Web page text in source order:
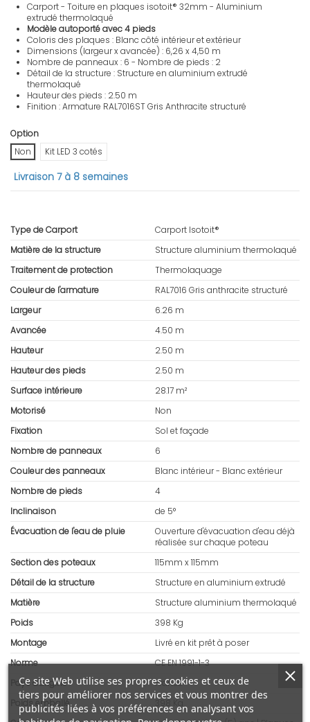
Carport - Toiture en plaques isotoit® 32mm - Aluminium
extrudé thermolaqué
Modèle autoporté avec 4 pieds
Coloris des plaques : Blanc côté intérieur et extérieur
Dimensions (largeur x avancée) : 6,26 x 4,50 m
Nombre de panneaux : 6 - Nombre de pieds : 2
Détail de la structure : Structure en aluminium extrudé
thermolaqué
Hauteur des pieds : 2.50 m
Finition : Armature RAL7016ST Gris Anthracite structuré
Option
Non
Kit LED 3 cotés
Livraison 7 à 8 semaines
Type de Carport
Carport Isotoit®
Matière de la structure
Structure aluminium thermolaqué
Traitement de protection
Thermolaquage
Couleur de l'armature
RAL7016 Gris anthracite structuré
Largeur
6.26 m
Avancée
4.50 m
Hauteur
2.50 m
Hauteur des pieds
2.50 m
Surface intérieure
28.17 m²
Motorisé
Non
Fixation
Sol et façade
Nombre de panneaux
6
Couleur des panneaux
Blanc intérieur - Blanc extérieur
Nombre de pieds
4
Inclinaison
de 5°
Évacuation de l'eau de pluie
Ouverture d'évacuation d'eau déjà
réalisée sur chaque poteau
Section des poteaux
115mm x 115mm
Détail de la structure
Structure en aluminium extrudé
Matière
Structure aluminium thermolaqué
Poids
398 Kg
Montage
Livré en kit prêt à poser
Norme
CE EN 1991-1-3
Pays d'origine
France
Poids emballé
Ce site Web utilise ses propres cookies et ceux de
tiers pour améliorer nos services et vous montrer des
publicités liées à vos préférences en analysant vos